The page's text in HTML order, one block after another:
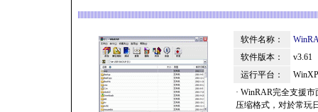
软件名称：
软件版本：
v3.61
运行平台：
· WinRAR完全支援
压缩格式，对於常玩